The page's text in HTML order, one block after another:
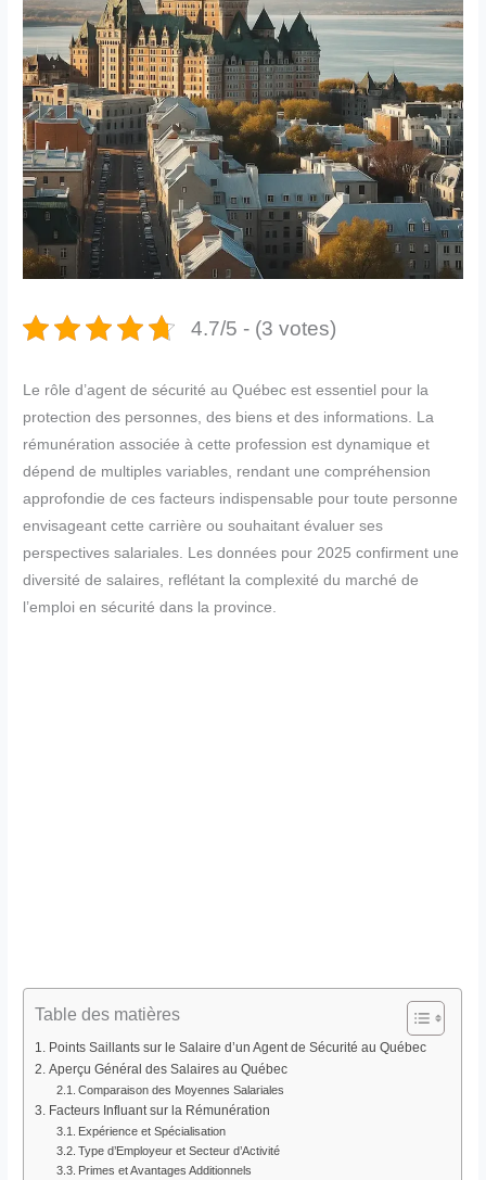
4.7/5 - (3 votes)
Le rôle d’agent de sécurité au Québec est essentiel pour la
protection des personnes, des biens et des informations. La
rémunération associée à cette profession est dynamique et
dépend de multiples variables, rendant une compréhension
approfondie de ces facteurs indispensable pour toute personne
envisageant cette carrière ou souhaitant évaluer ses
perspectives salariales. Les données pour 2025 confirment une
diversité de salaires, reflétant la complexité du marché de
l’emploi en sécurité dans la province.
Table des matières
Points Saillants sur le Salaire d’un Agent de Sécurité au Québec
Aperçu Général des Salaires au Québec
Comparaison des Moyennes Salariales
Facteurs Influant sur la Rémunération
Expérience et Spécialisation
Type d’Employeur et Secteur d’Activité
Primes et Avantages Additionnels